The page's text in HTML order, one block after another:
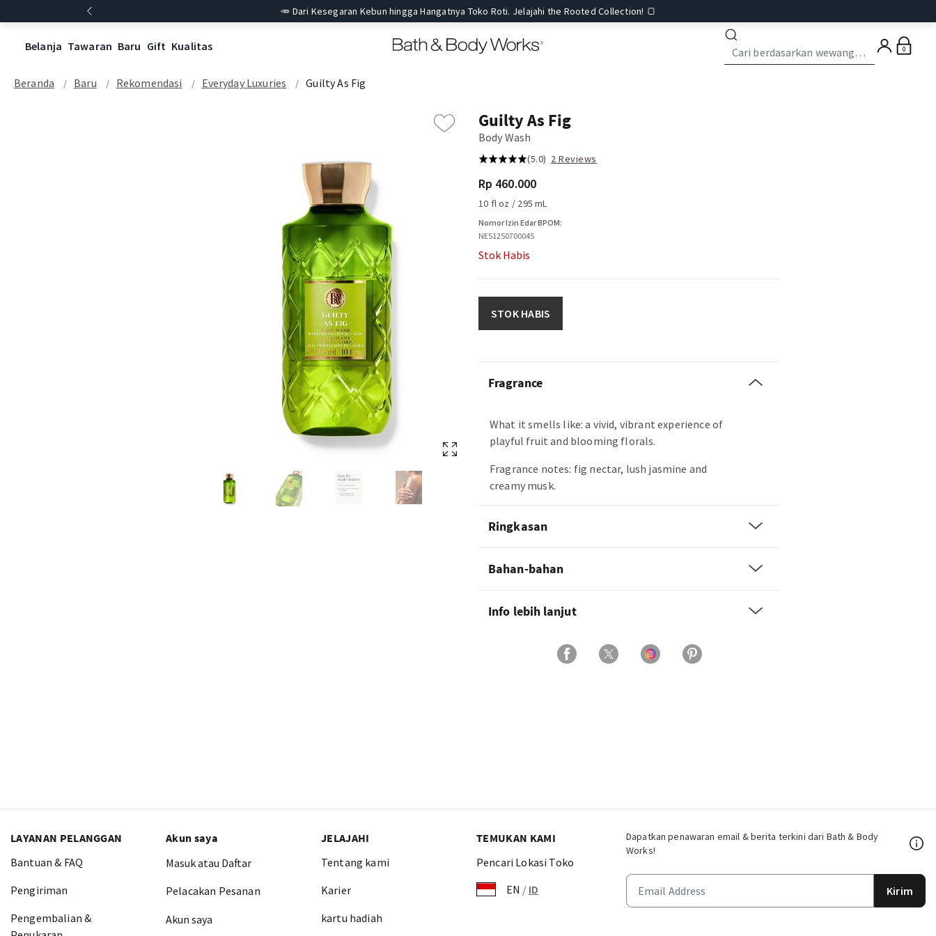
🥕 Dari Kesegaran Kebun hingga Hangatnya Toko Roti. Jelajahi the Rooted Collection! 🍞
Belanja Tawaran Baru Gift Kualitas 0
Beranda Baru Rekomendasi Everyday Luxuries Guilty As Fig
Guilty As Fig
Body Wash
(5.0) 2 Reviews
Rp 460.000
10 fl oz / 295 mL
Nomor Izin Edar BPOM:
NE51250700045
Stok Habis
STOK HABIS
Fragrance
What it smells like: a vivid, vibrant experience of
playful fruit and blooming florals.
Fragrance notes: fig nectar, lush jasmine and
creamy musk.
Ringkasan
Bahan-bahan
Info lebih lanjut
Dapatkan penawaran email & berita terkini dari Bath & Body
Works!
Kirim
LAYANAN PELANGGAN
Bantuan & FAQ
Pengiriman
Pengembalian &
Akun saya
Masuk atau Daftar
Pelacakan Pesanan
Akun saya
JELAJAHI
Tentang kami
Karier
kartu hadiah
TEMUKAN KAMI
Pencari Lokasi Toko
EN / ID